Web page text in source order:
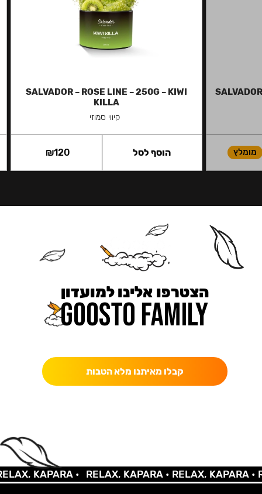
מומלץ
SALVADOR – ROSE LINE – 250G – KIWI
KILLA
קיווי סמוזי
₪120 הוסף לסל
הצטרפו אלינו למועדון
קבלו מאיתנו מלא הטבות
KAPARA • RELAX, KAPARA •RELAX, KAPARA •